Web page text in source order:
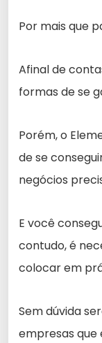
Por mais que
Afinal de
formas de se
Porém, o
de se
negócios
E você
contudo, é
colocar em
Sem dúvida
empresas